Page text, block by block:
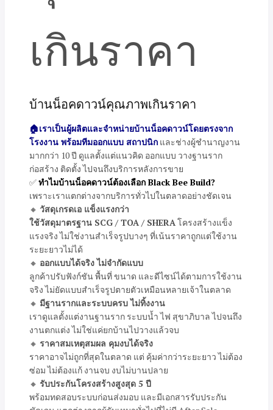
บ้านน็อคดาวน์คุณภาพเกินราคา
🏠เราเป็นผู้ผลิตและจำหน่ายบ้านน็อคดาวน์โดยตรงจาก
โรงงาน พร้อมทีมออกแบบ สถาปนิก และช่างผู้ชำนาญงาน
มากกว่า 10 ปี ดูแลตั้งแต่แนวคิด ออกแบบ วางฐานราก
ก่อสร้าง ติดตั้ง ไปจนถึงบริการหลังการขาย
✅ทำไมบ้านน็อคดาวน์ต้องเลือก Black Bee Build?
เพราะเราแตกต่างจากบริการทั่วไปในตลาดอย่างชัดเจน
🔸 วัสดุเกรดเอ แข็งแรงกว่า
ใช้วัสดุมาตรฐาน SCG / TOA / SHERAโครงสร้างแข็ง
แรงจริง ไม่ใช่งานสำเร็จรูปบางๆ ที่เน้นราคาถูกแต่ใช้งาน
ระยะยาวไม่ได้
🔸 ออกแบบได้จริง ไม่จำกัดแบบ
ลูกค้าปรับฟังก์ชัน พื้นที่ ขนาด และดีไซน์ได้ตามการใช้งาน
จริง ไม่ยัดแบบสำเร็จรูปตายตัวเหมือนหลายเจ้าในตลาด
🔸 มีฐานรากและระบบครบ ไม่ทิ้งงาน
เราดูแลตั้งแต่งานฐานราก ระบบน้ำ ไฟ สุขาภิบาล ไปจนถึง
งานตกแต่ง ไม่ใช่แค่ยกบ้านไปวางแล้วจบ
🔸 ราคาสมเหตุสมผล คุมงบได้จริง
ราคาอาจไม่ถูกที่สุดในตลาด แต่ คุ้มค่ากว่าระยะยาว ไม่ต้อง
ซ่อม ไม่ต้องแก้ งานจบ งบไม่บานปลาย
🔸 รับประกันโครงสร้างสูงสุด 5 ปี
พร้อมทดสอบระบบก่อนส่งมอบ และมีเอกสารรับประกัน